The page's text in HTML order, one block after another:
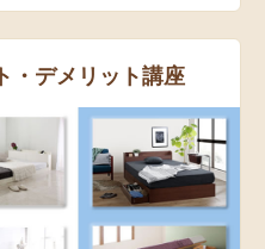
・デメリット講座